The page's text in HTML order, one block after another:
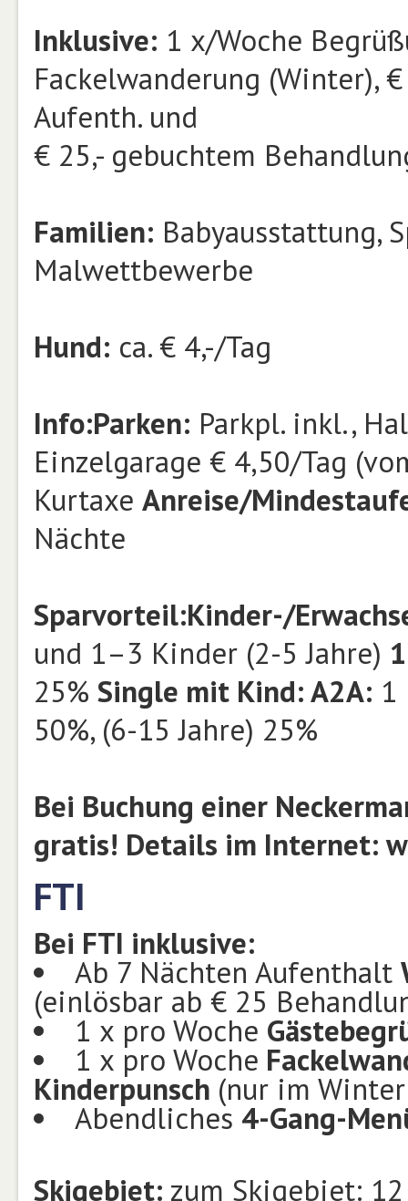
Inklusive: 1 x/Woche
Fackelwanderung (Winter),
Aufenth. und
€ 25,- gebuchtem
Familien: Babyausstattung,
Malwettbewerbe
Hund: ca. € 4,-/Tag
Info:Parken: Parkpl. inkl.,
Einzelgarage € 4,50/Tag
Kurtaxe Anreise/
Nächte
Sparvorteil:Kinder-/
und 1–3 Kinder (2-5 Jahre)
25% Single mit Kind: A2A: 1
50%, (6-15 Jahre) 25%
Bei Buchung einer
gratis! Details im Internet:
FTI
Bei FTI inklusive:
Ab 7 Nächten Aufenthalt
(einlösbar ab € 25
1 x pro Woche
1 x pro Woche
Kinderpunsch (nur im
Abendliches 4-Gang-
Skigebiet: zum Skigebiet: